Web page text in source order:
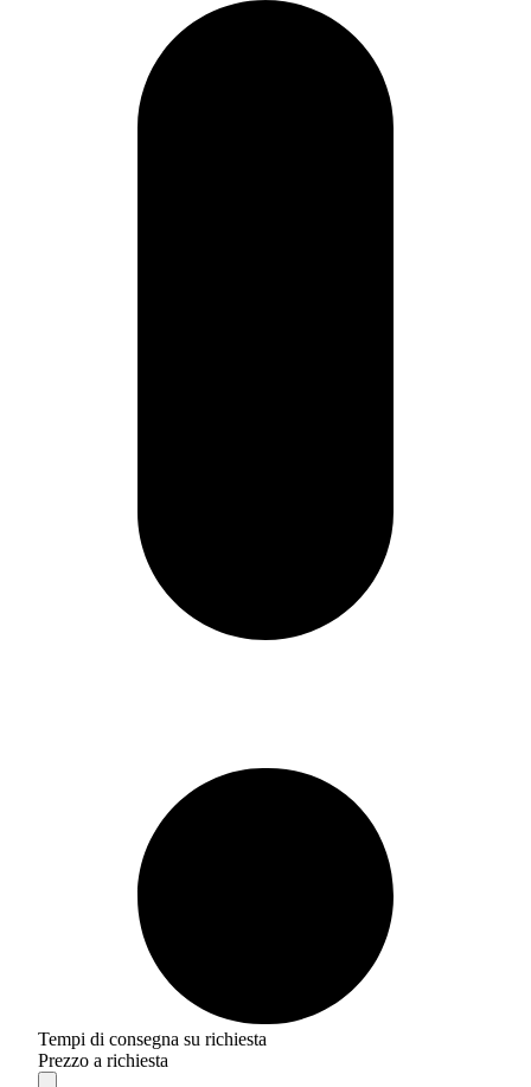
Tempi di consegna su richiesta
Prezzo a richiesta